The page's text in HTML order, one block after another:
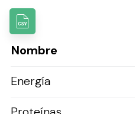
Nombre
Energía